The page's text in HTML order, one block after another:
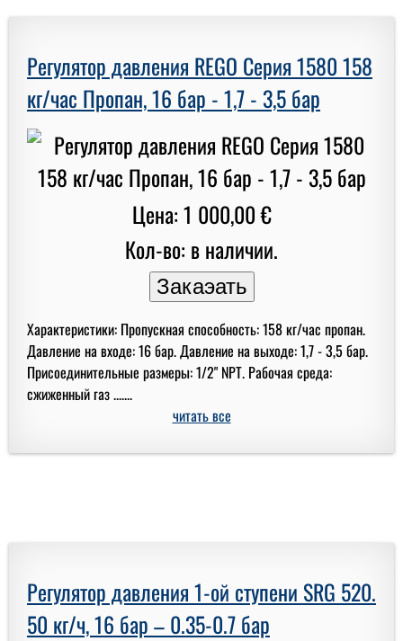
Регулятор давления REGO Серия 1580 158
кг/час Пропан, 16 бар - 1,7 - 3,5 бар
Цена: 1 000,00 €
Кол-во: в наличии.
Характеристики: Пропускная способность: 158 кг/час пропан.
Давление на входе: 16 бар. Давление на выходе: 1,7 - 3,5 бар.
Присоединительные размеры: 1/2" NPT. Рабочая среда:
сжиженный газ .......
читать все
Регулятор давления 1-ой ступени SRG 520.
50 кг/ч, 16 бар – 0.35-0.7 бар